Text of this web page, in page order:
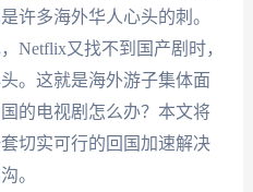
许多海外华人心头的刺。
Netflix又找不到国产剧时，
。这就是海外游子集体面
的电视剧怎么办？本文将
切实可行的回国加速解决
。